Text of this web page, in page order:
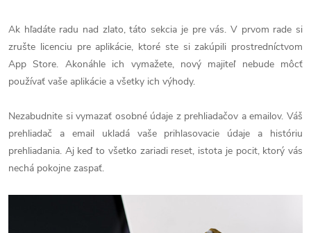
Ak hľadáte radu nad zlato, táto sekcia je pre vás. V prvom rade si
zrušte licenciu pre aplikácie, ktoré ste si zakúpili prostredníctvom
App Store. Akonáhle ich vymažete, nový majiteľ nebude môcť
používať vaše aplikácie a všetky ich výhody.
Nezabudnite si vymazať osobné údaje z prehliadačov a emailov. Váš
prehliadač a email ukladá vaše prihlasovacie údaje a históriu
prehliadania. Aj keď to všetko zariadi reset, istota je pocit, ktorý vás
nechá pokojne zaspať.